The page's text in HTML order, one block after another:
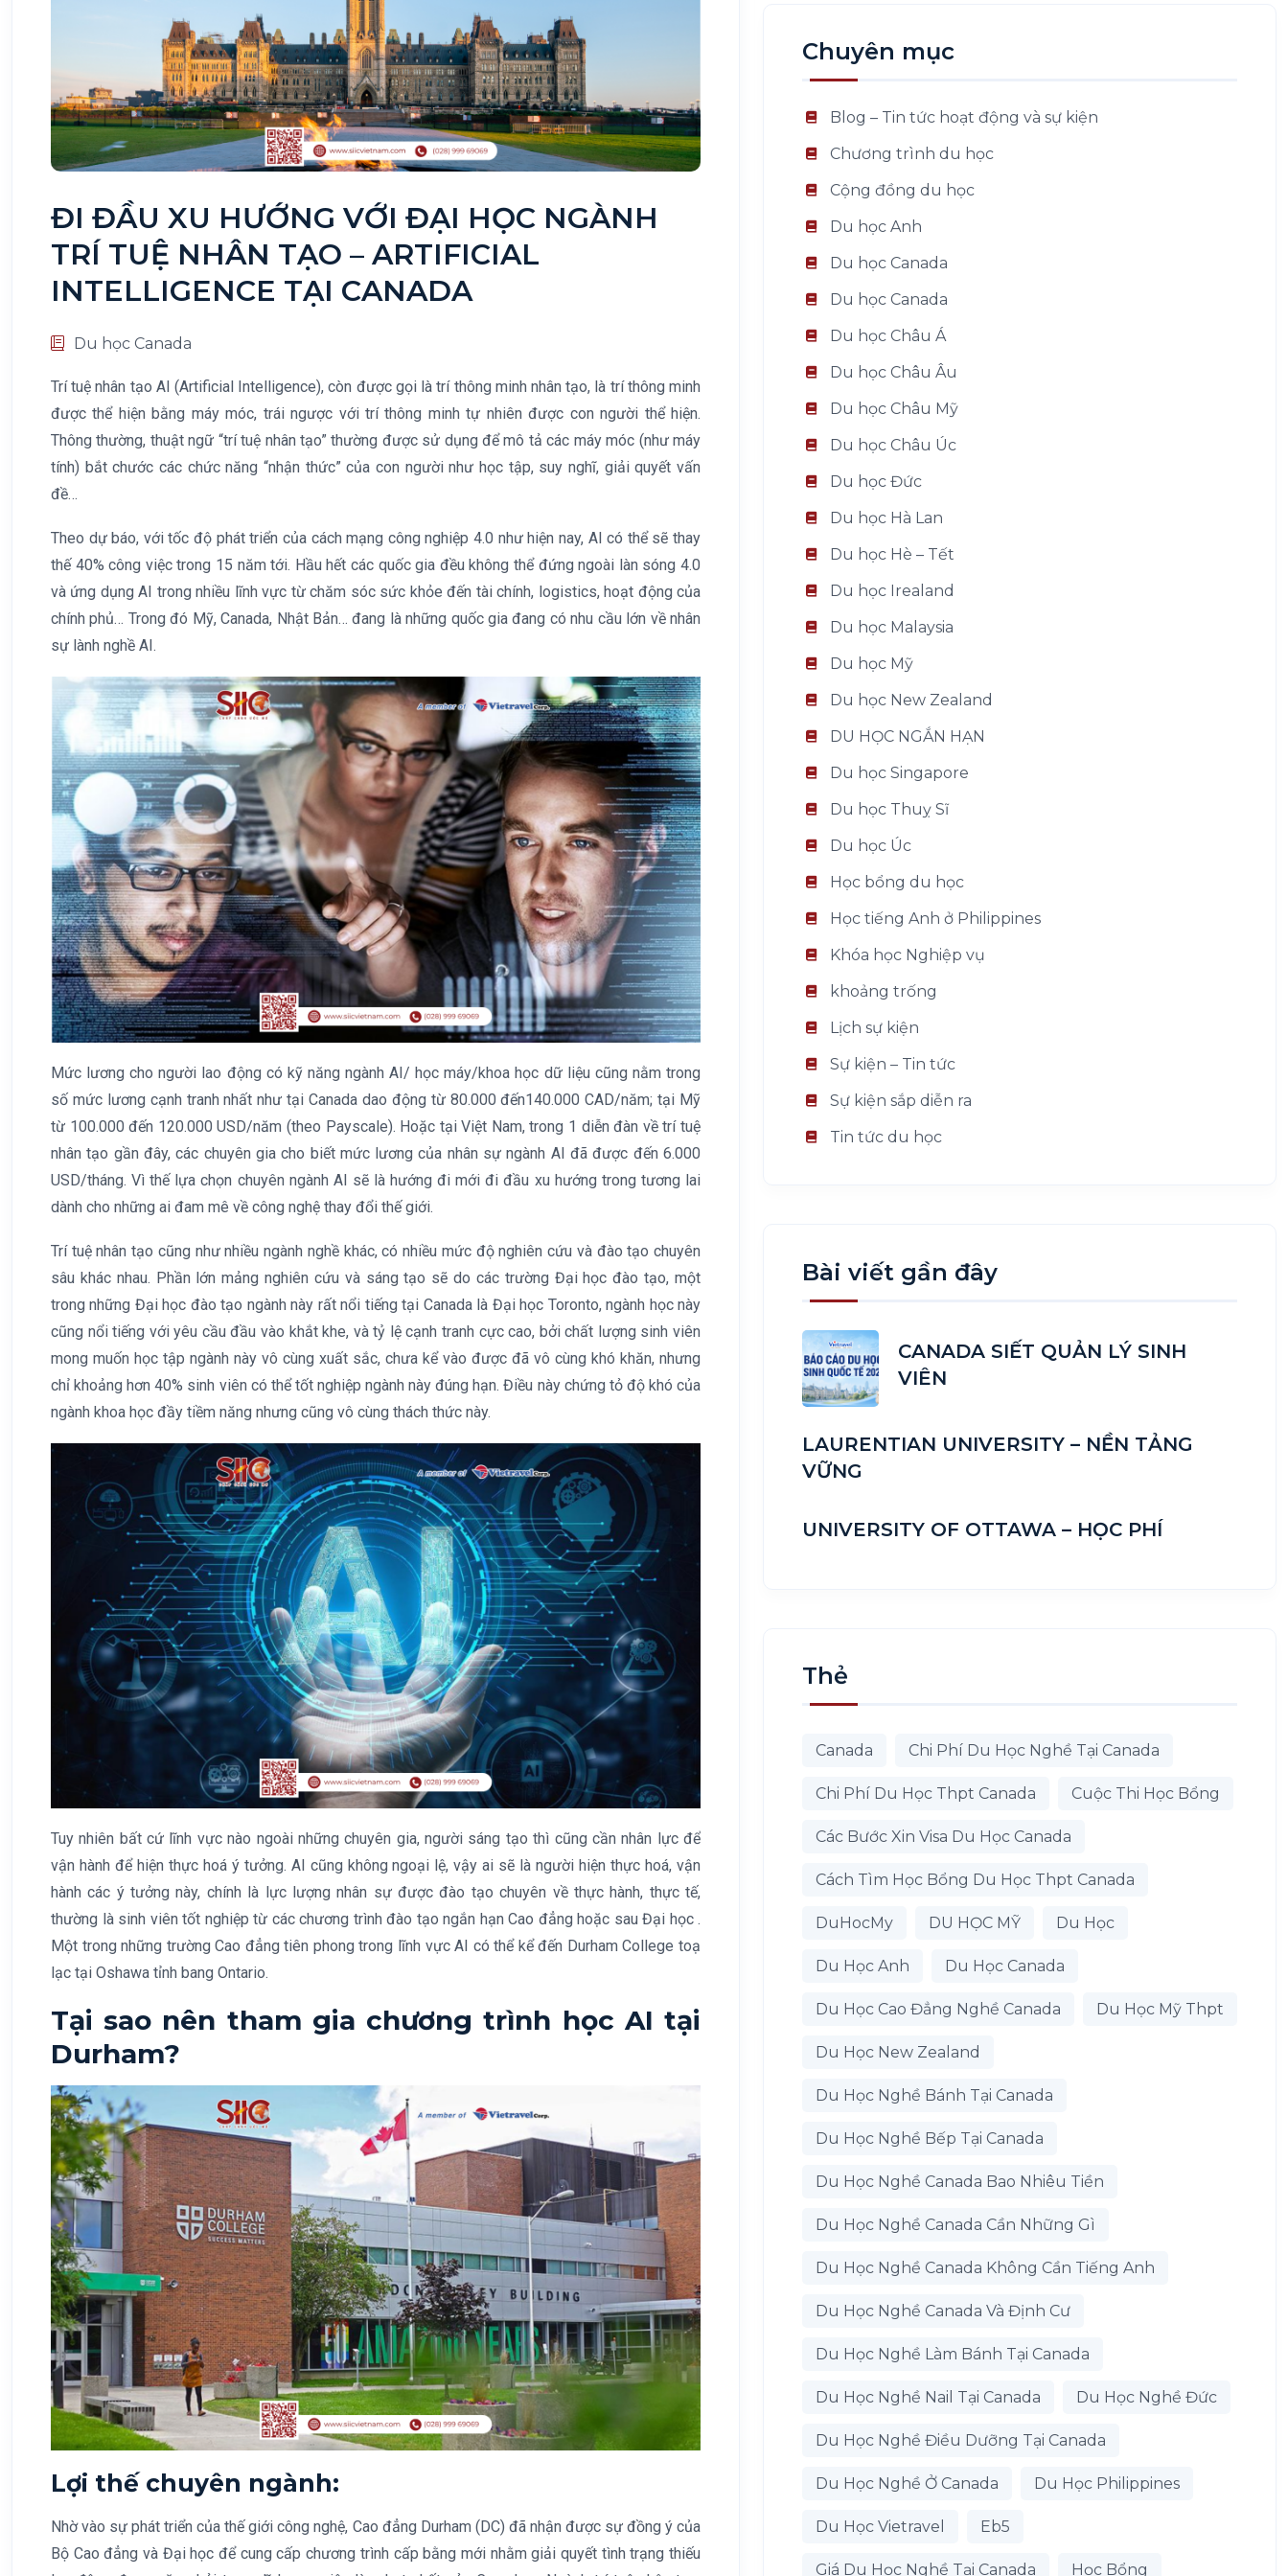
ĐI ĐẦU XU HƯỚNG VỚI ĐẠI HỌC NGÀNH
TRÍ TUỆ NHÂN TẠO – ARTIFICIAL
INTELLIGENCE TẠI CANADA
Du học Canada
Trí tuệ nhân tạo AI (Artificial Intelligence), còn được gọi là trí thông minh nhân tạo, là trí thông minh
được thể hiện bằng máy móc, trái ngược với trí thông minh tự nhiên được con người thể hiện.
Thông thường, thuật ngữ “trí tuệ nhân tạo” thường được sử dụng để mô tả các máy móc (như máy
tính) bắt chước các chức năng “nhận thức” của con người như học tập, suy nghĩ, giải quyết vấn
đề…
Theo dự báo, với tốc độ phát triển của cách mạng công nghiệp 4.0 như hiện nay, AI có thể sẽ thay
thế 40% công việc trong 15 năm tới. Hầu hết các quốc gia đều không thể đứng ngoài làn sóng 4.0
và ứng dụng AI trong nhiều lĩnh vực từ chăm sóc sức khỏe đến tài chính, logistics, hoạt động của
chính phủ… Trong đó Mỹ, Canada, Nhật Bản… đang là những quốc gia đang có nhu cầu lớn về nhân
sự lành nghề AI.
Mức lương cho người lao động có kỹ năng ngành AI/ học máy/khoa học dữ liệu cũng nằm trong
số mức lương cạnh tranh nhất như tại Canada dao động từ 80.000 đến140.000 CAD/năm; tại Mỹ
từ 100.000 đến 120.000 USD/năm (theo Payscale). Hoặc tại Việt Nam, trong 1 diễn đàn về trí tuệ
nhân tạo gần đây, các chuyên gia cho biết mức lương của nhân sự ngành AI đã được đến 6.000
USD/tháng. Vì thế lựa chọn chuyên ngành AI sẽ là hướng đi mới đi đầu xu hướng trong tương lai
dành cho những ai đam mê về công nghệ thay đổi thế giới.
Trí tuệ nhân tạo cũng như nhiều ngành nghề khác, có nhiều mức độ nghiên cứu và đào tạo chuyên
sâu khác nhau. Phần lớn mảng nghiên cứu và sáng tạo sẽ do các trường Đại học đào tạo, một
trong những Đại học đào tạo ngành này rất nổi tiếng tại Canada là Đại học Toronto, ngành học này
cũng nổi tiếng với yêu cầu đầu vào khắt khe, và tỷ lệ cạnh tranh cực cao, bởi chất lượng sinh viên
mong muốn học tập ngành này vô cùng xuất sắc, chưa kể vào được đã vô cùng khó khăn, nhưng
chỉ khoảng hơn 40% sinh viên có thể tốt nghiệp ngành này đúng hạn. Điều này chứng tỏ độ khó của
ngành khoa học đầy tiềm năng nhưng cũng vô cùng thách thức này.
Tuy nhiên bất cứ lĩnh vực nào ngoài những chuyên gia, người sáng tạo thì cũng cần nhân lực để
vận hành để hiện thực hoá ý tưởng. AI cũng không ngoại lệ, vậy ai sẽ là người hiện thực hoá, vận
hành các ý tưởng này, chính là lực lượng nhân sự được đào tạo chuyên về thực hành, thực tế,
thường là sinh viên tốt nghiệp từ các chương trình đào tạo ngắn hạn Cao đẳng hoặc sau Đại học .
Một trong những trường Cao đẳng tiên phong trong lĩnh vực AI có thể kể đến Durham College toạ
lạc tại Oshawa tỉnh bang Ontario.
Tại sao nên tham gia chương trình học AI tại
Durham?
Lợi thế chuyên ngành:
Nhờ vào sự phát triển của thế giới công nghệ, Cao đẳng Durham (DC) đã nhận được sự đồng ý của
Bộ Cao đẳng và Đại học để cung cấp chương trình cấp bằng mới nhằm giải quyết tình trạng thiếu
Chuyên mục
Blog – Tin tức hoạt động và sự kiện
Chương trình du học
Cộng đồng du học
Du học Anh
Du học Canada
Du học Canada
Du học Châu Á
Du học Châu Âu
Du học Châu Mỹ
Du học Châu Úc
Du học Đức
Du học Hà Lan
Du học Hè – Tết
Du học Irealand
Du học Malaysia
Du học Mỹ
Du học New Zealand
DU HỌC NGẮN HẠN
Du học Singapore
Du học Thuỵ Sĩ
Du học Úc
Học bổng du học
Học tiếng Anh ở Philippines
Khóa học Nghiệp vụ
khoảng trống
Lịch sự kiện
Sự kiện – Tin tức
Sự kiện sắp diễn ra
Tin tức du học
Bài viết gần đây
CANADA SIẾT QUẢN LÝ SINH
VIÊN
LAURENTIAN UNIVERSITY – NỀN TẢNG
VỮNG
UNIVERSITY OF OTTAWA – HỌC PHÍ
Thẻ
Canada Chi Phí Du Học Nghề Tại Canada
Chi Phí Du Học Thpt Canada Cuộc Thi Học Bổng
Các Bước Xin Visa Du Học Canada
Cách Tìm Học Bổng Du Học Thpt Canada
DuHocMy DU HỌC MỸ Du Học
Du Học Anh Du Học Canada
Du Học Cao Đẳng Nghề Canada Du Học Mỹ Thpt
Du Học New Zealand
Du Học Nghề Bánh Tại Canada
Du Học Nghề Bếp Tại Canada
Du Học Nghề Canada Bao Nhiêu Tiền
Du Học Nghề Canada Cần Những Gì
Du Học Nghề Canada Không Cần Tiếng Anh
Du Học Nghề Canada Và Định Cư
Du Học Nghề Làm Bánh Tại Canada
Du Học Nghề Nail Tại Canada Du Học Nghề Đức
Du Học Nghề Điều Dưỡng Tại Canada
Du Học Nghề Ở Canada Du Học Philippines
Du Học Vietravel Eb5
Giá Du Học Nghề Tại Canada Học Bổng